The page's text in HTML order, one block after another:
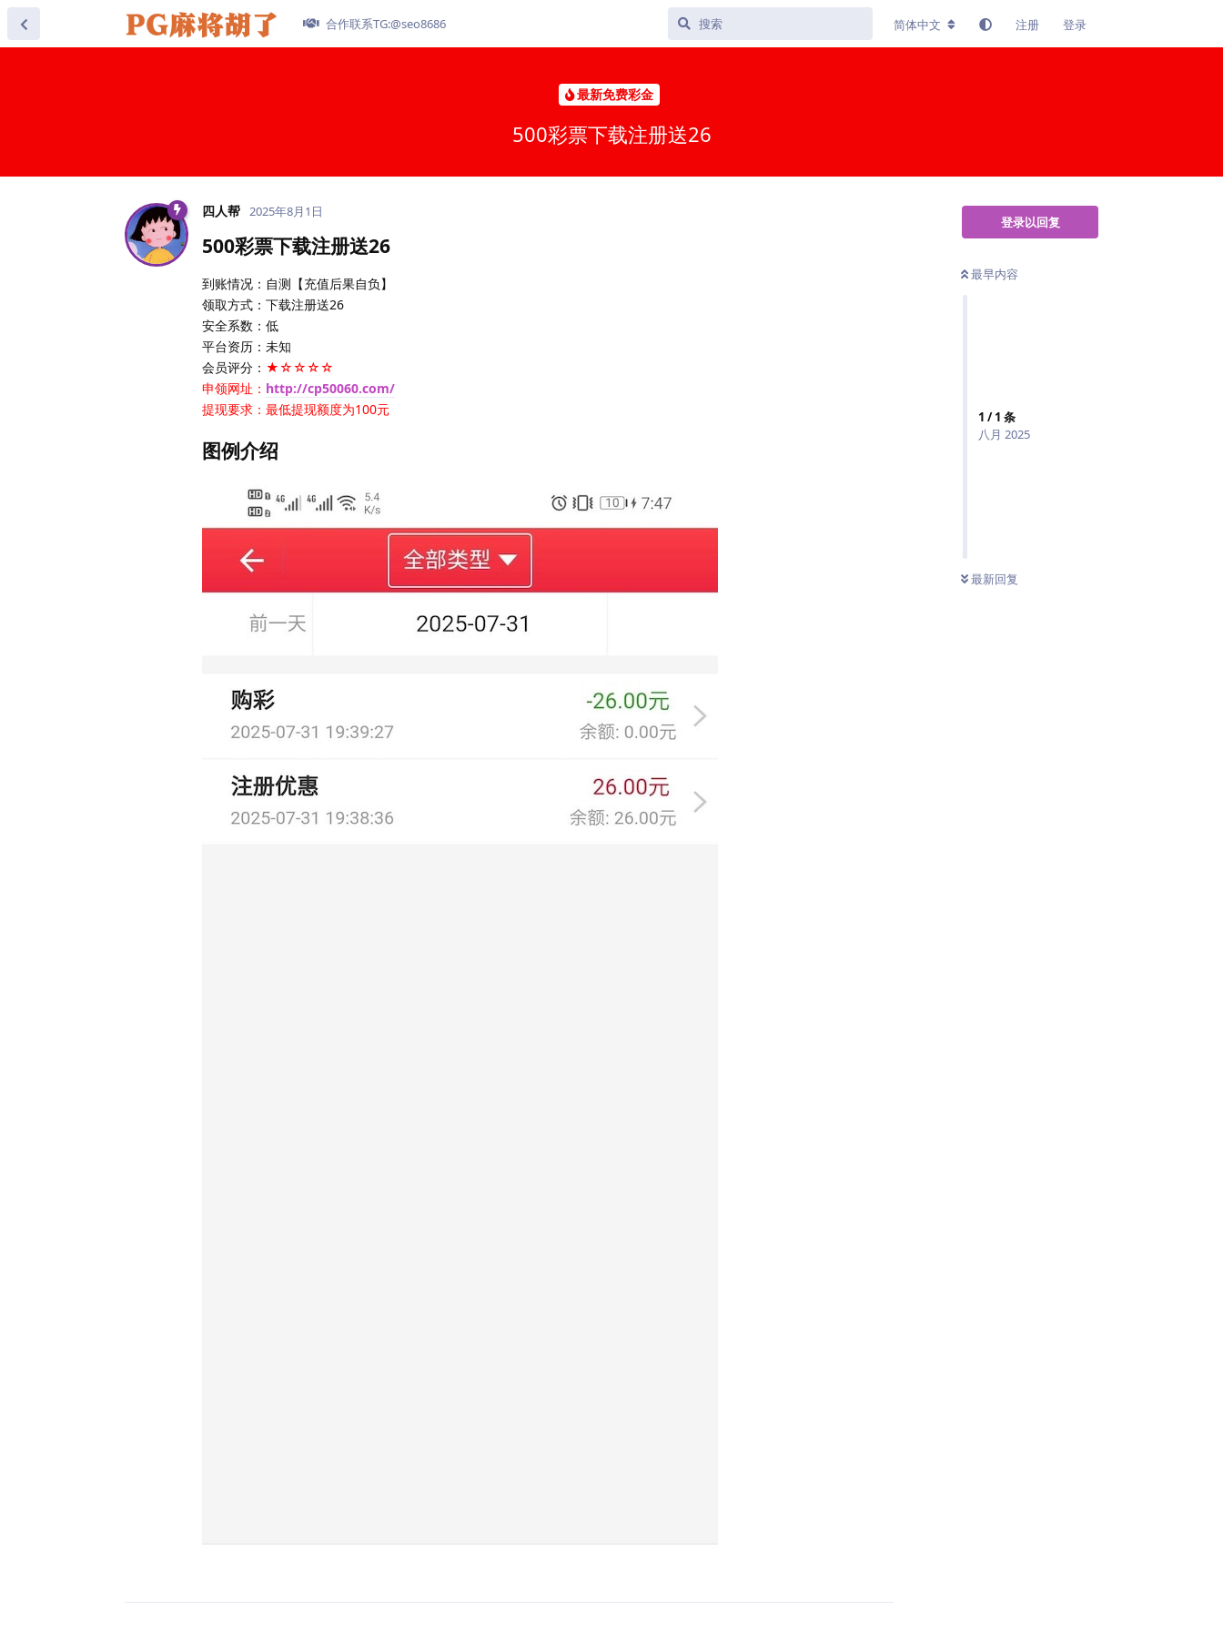
合作联系TG:@seo8686 简体中文 注册 登录
最新免费彩金
500彩票下载注册送26
登录以回复
最早内容
1 /1 条
八月 2025
最新回复
四人帮 2025年8月1日
500彩票下载注册送26
到账情况：自测【充值后果自负】
领取方式：下载注册送26
安全系数：低
平台资历：未知
会员评分： ★☆☆☆☆
申领网址： http://cp50060.com/
提现要求：最低提现额度为100元
图例介绍